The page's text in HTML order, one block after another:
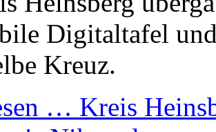
Digitaltafel
Kreuz.
… Kreis